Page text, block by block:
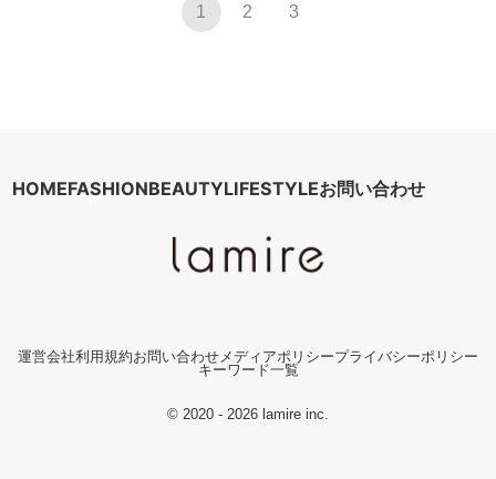
1 2 3
HOMEFASHIONBEAUTYLIFESTYLEお問い合わせ
運営会社利用規約お問い合わせ メディアポリシープライバシーポリシー
キーワード一覧
© 2020 - 2026 lamire inc.